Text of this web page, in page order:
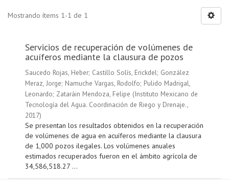
Mostrando ítems 1-1 de 1
Servicios de recuperación de volúmenes de
acuíferos mediante la clausura de pozos
Saucedo Rojas, Heber; Castillo Solís, Erickdel; González
Meraz, Jorge; Namuche Vargas, Rodolfo; Pulido Madrigal,
Leonardo; Zataráin Mendoza, Felipe (Instituto Mexicano de
Tecnología del Agua. Coordinación de Riego y Drenaje.,
2017)
Se presentan los resultados obtenidos en la recuperación
de volúmenes de agua en acuíferos mediante la clausura
de 1,000 pozos ilegales. Los volúmenes anuales
estimados recuperados fueron en el ámbito agrícola de
34,586,518.27 ...